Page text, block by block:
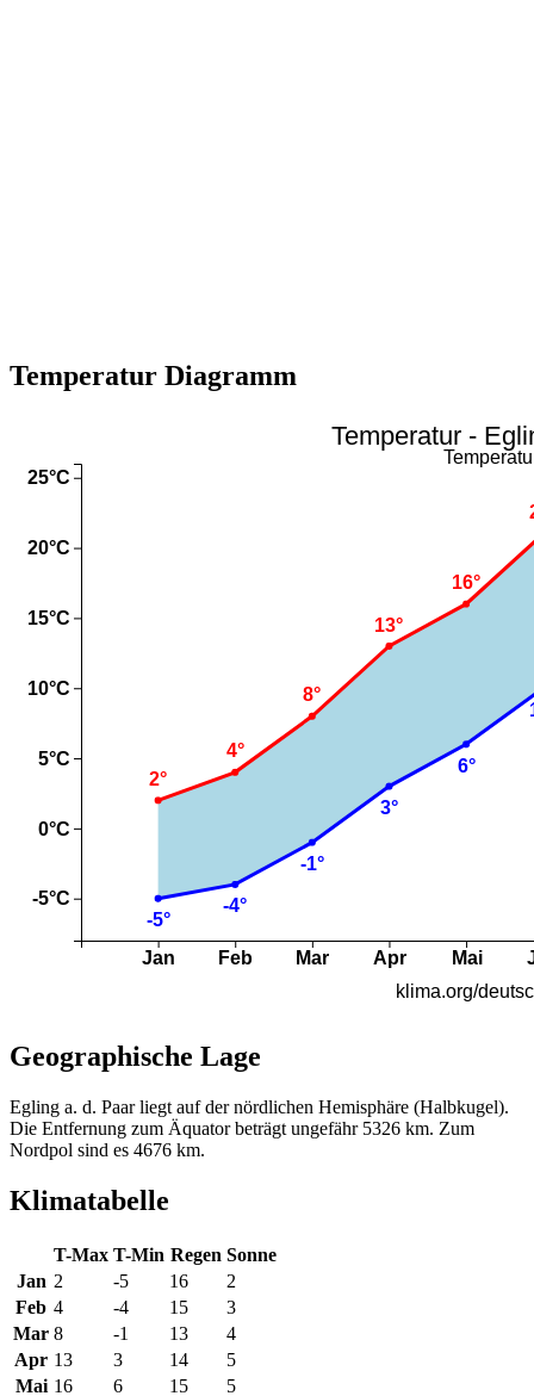
Temperatur Diagramm
Geographische Lage
Egling a. d. Paar liegt auf der nördlichen Hemisphäre (Halbkugel).
Die Entfernung zum Äquator beträgt ungefähr 5326 km. Zum
Nordpol sind es 4676 km.
Klimatabelle
T-Max T-Min Regen Sonne
Jan 2 -5 16
2
Feb 4 -4 15
3
Mar 8 -1 13
4
Apr 13 3 14
5
Mai 16 6 15 5